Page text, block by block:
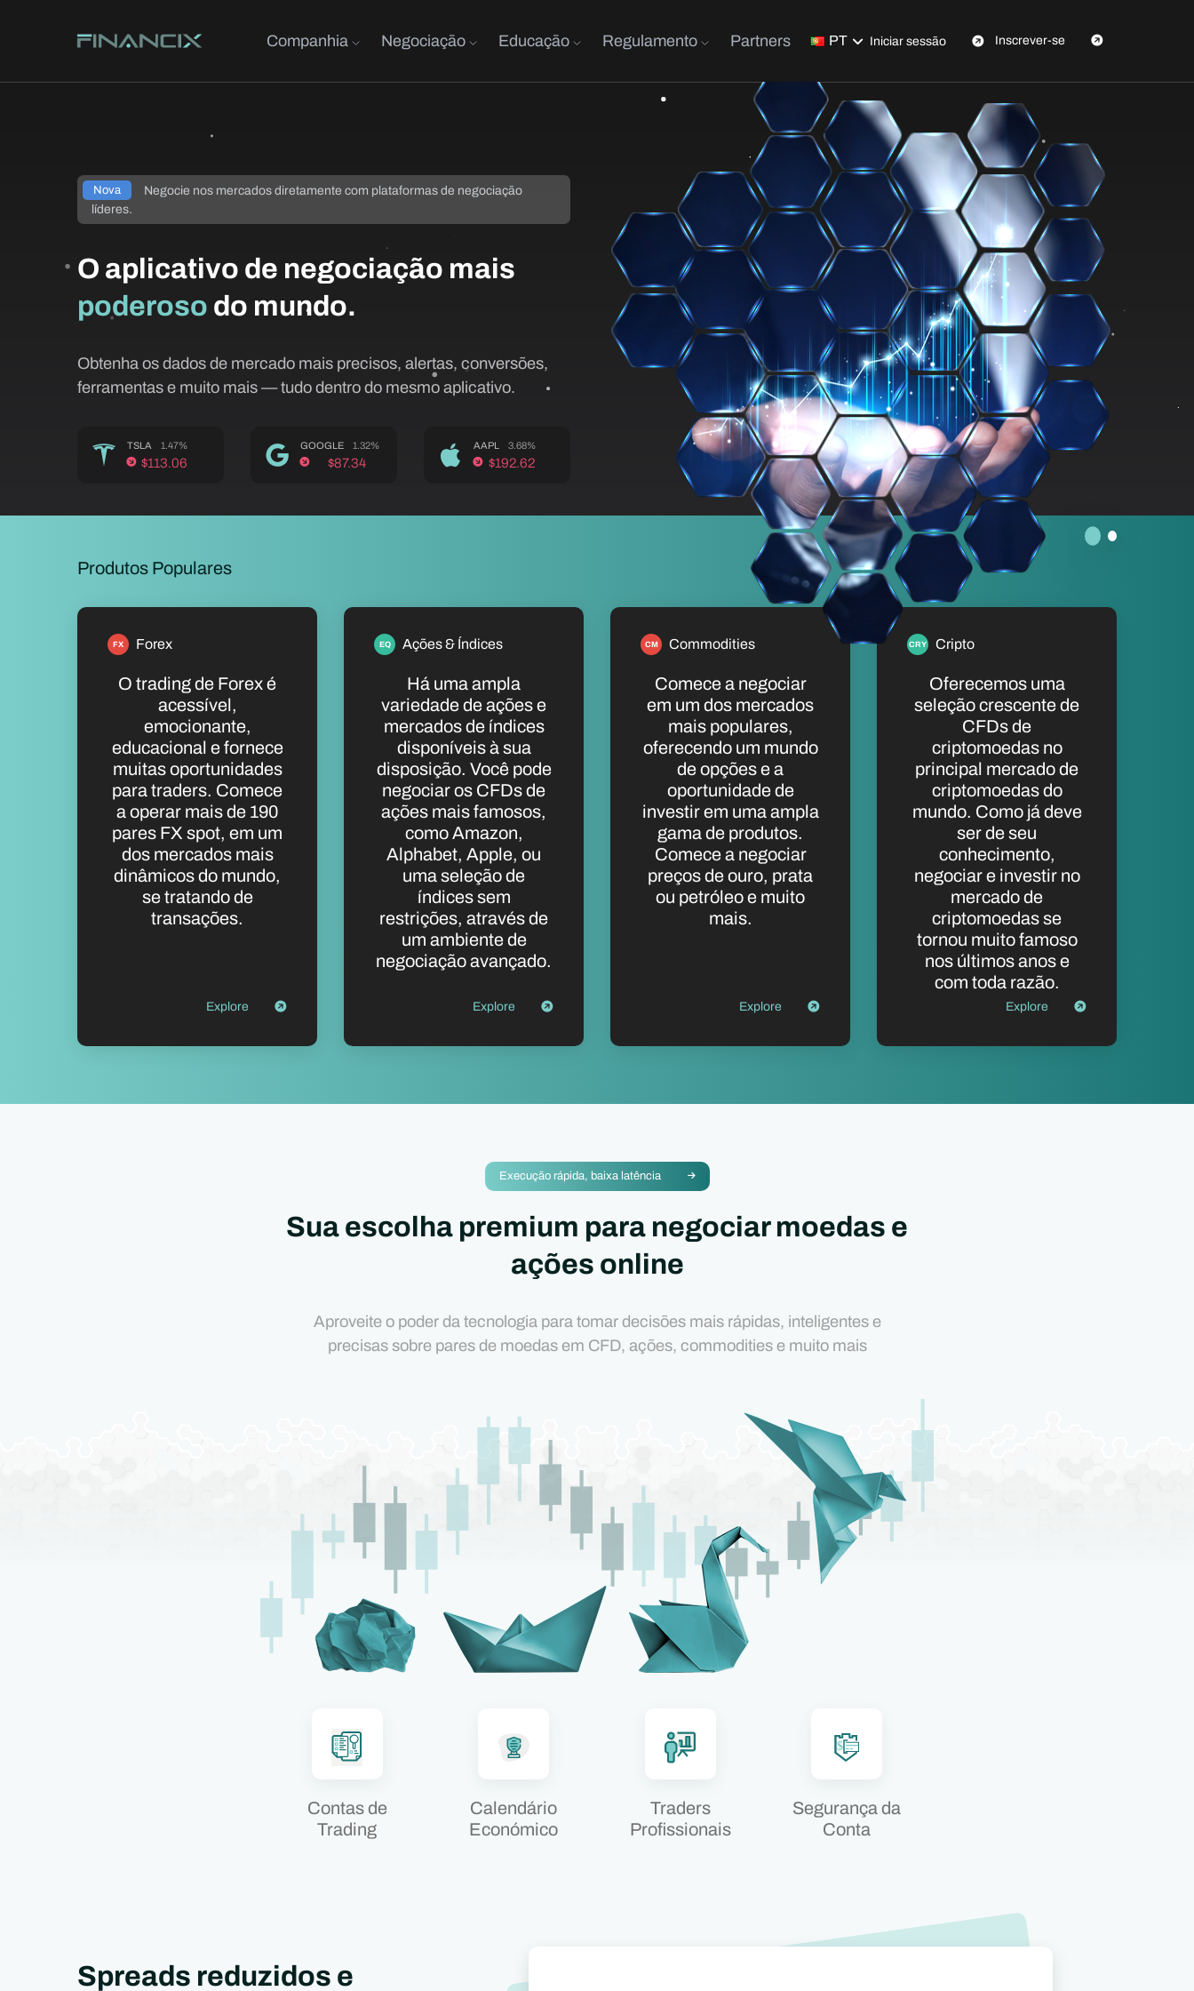
Companhia Negociação Educação Regulamento Partners PT Iniciar sessão Inscrever-se
Nova
Negocie nos mercados diretamente com plataformas de negociação
líderes.
O aplicativo de negociação mais
poderoso do mundo.
Obtenha os dados de mercado mais precisos, alertas, conversões,
ferramentas e muito mais — tudo dentro do mesmo aplicativo.
TSLA 1.47%
$113.06
GOOGLE 1.32%
$87.34
AAPL 3.68%
$192.62
Produtos Populares
FX Forex
O trading de Forex é
acessível,
emocionante,
educacional e fornece
muitas oportunidades
para traders. Comece
a operar mais de 190
pares FX spot, em um
dos mercados mais
dinâmicos do mundo,
se tratando de
transações.
Explore
EQ Ações & Índices
Há uma ampla
variedade de ações e
mercados de índices
disponíveis à sua
disposição. Você pode
negociar os CFDs de
ações mais famosos,
como Amazon,
Alphabet, Apple, ou
uma seleção de
índices sem
restrições, através de
um ambiente de
negociação avançado.
Explore
CM Commodities
Comece a negociar
em um dos mercados
mais populares,
oferecendo um mundo
de opções e a
oportunidade de
investir em uma ampla
gama de produtos.
Comece a negociar
preços de ouro, prata
ou petróleo e muito
mais.
Explore
CRY Cripto
Oferecemos uma
seleção crescente de
CFDs de
criptomoedas no
principal mercado de
criptomoedas do
mundo. Como já deve
ser de seu
conhecimento,
negociar e investir no
mercado de
criptomoedas se
tornou muito famoso
nos últimos anos e
com toda razão.
Explore
Execução rápida, baixa latência
Sua escolha premium para negociar moedas e
ações online
Aproveite o poder da tecnologia para tomar decisões mais rápidas, inteligentes e
precisas sobre pares de moedas em CFD, ações, commodities e muito mais
Contas de
Trading
Calendário
Económico
Traders
Profissionais
Segurança da
Conta
Spreads reduzidos e